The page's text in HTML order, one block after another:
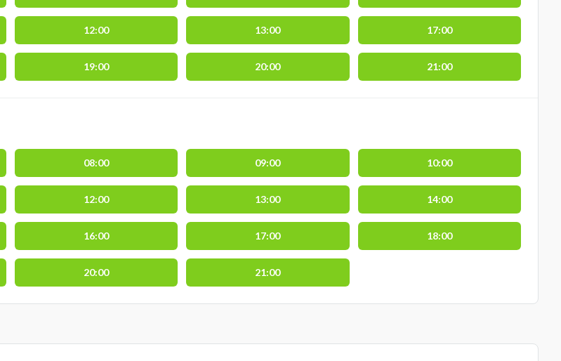
12:00 13:00 17:00
19:00 20:00 21:00
08:00 09:00 10:00
12:00 13:00 14:00
16:00 17:00 18:00
20:00 21:00